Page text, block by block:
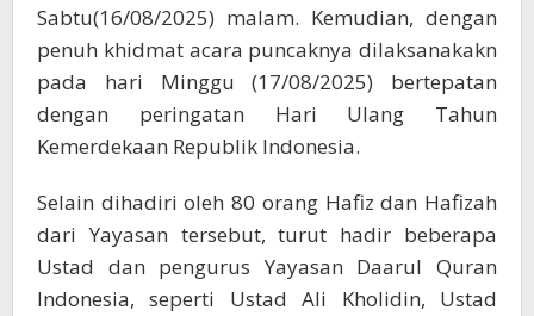
Sabtu(16/08/2025) malam. Kemudian, dengan
penuh khidmat acara puncaknya dilaksanakakn
pada hari Minggu (17/08/2025) bertepatan
dengan peringatan Hari Ulang Tahun
Kemerdekaan Republik Indonesia.
Selain dihadiri oleh 80 orang Hafiz dan Hafizah
dari Yayasan tersebut, turut hadir beberapa
Ustad dan pengurus Yayasan Daarul Quran
Indonesia, seperti Ustad Ali Kholidin, Ustad